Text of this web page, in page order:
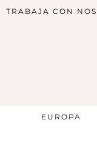
TRABAJA CON
EUROPA